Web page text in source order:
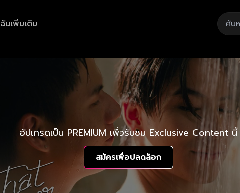
นเพิ่มเติม
อัปเกรดเป็น PREMIUM เพื่อรับชม Exclusive Content นี้
สมัครเพื่อปลดล็อก